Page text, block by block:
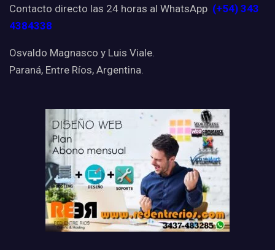
Contacto directo las 24 horas al WhatsApp (+54) 343
4384338
Osvaldo Magnasco y Luis Viale.
Paraná, Entre Ríos, Argentina.